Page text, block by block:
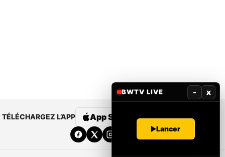
TÉLÉCHARGEZ L’APP App Store Google Play
BWTV LIVE - x
Lancer